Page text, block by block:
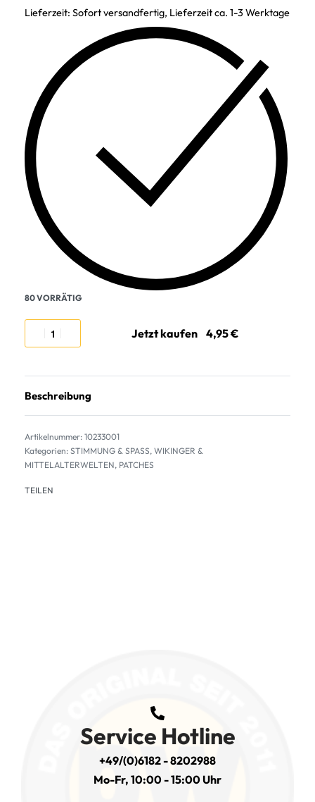
Lieferzeit: Sofort versandfertig, Lieferzeit ca. 1-3 Werktage
80 VORRÄTIG
Jetzt kaufen
Beschreibung
10233001
Kategorien: STIMMUNG & SPASS, WIKINGER &
MITTELALTERWELTEN, PATCHES
TEILEN
Service Hotline
+49/(0)6182 - 8202988
Mo-Fr, 10:00 - 15:00 Uhr